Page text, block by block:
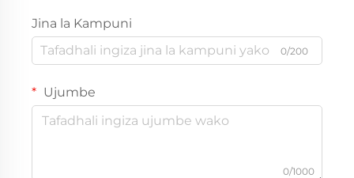
Jina la Kampuni
0/200
Ujumbe
0/1000